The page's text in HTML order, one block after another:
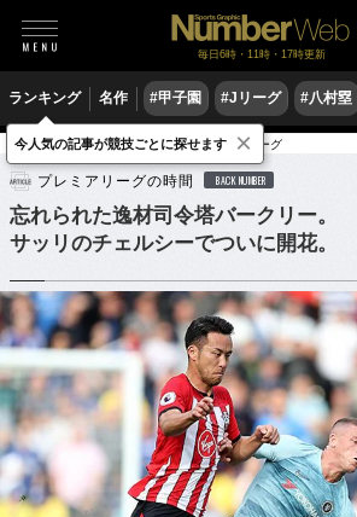
毎日6時・11時・17時更新
ランキング 名作 #甲子園 #Jリーグ #八村塁
サッカー 海外サッカー プレミアリーグ
プレミアリーグの時間 BACK NUMBER
忘れられた逸材司令塔バークリー。
サッリのチェルシーでついに開花。
今人気の記事が競技ごとに探せます ×